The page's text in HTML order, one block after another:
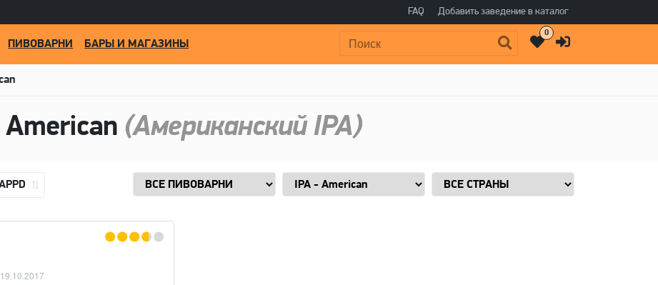
FAQ Добавить заведение в каталог
Поиск:
ПИВОВАРНИ БАРЫ И МАГАЗИНЫ
0
American (Американский IPA)
× CHIOS MICROBREWERY
19.10.2017